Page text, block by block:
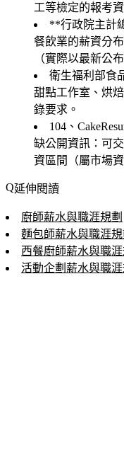
工等檢定的報考
**行政院主計
餐飲業的薪資分
（實際以最新公
衛生福利部食
甜點工作室、烘
錄要求。
104、
缺公開資訊 ：可
資區間（屬市場
延伸閱讀
廚師薪水與職涯規劃
麵包師薪水與職涯規
西餐廚師薪水與職涯
活動企劃薪水與職涯